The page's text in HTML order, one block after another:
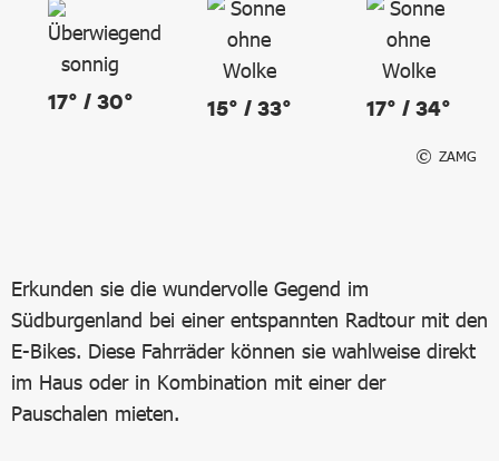
17° / 30° 15° / 33° 17° / 34°
ZAMG
Erkunden sie die wundervolle Gegend im
Südburgenland bei einer entspannten Radtour mit den
E-Bikes. Diese Fahrräder können sie wahlweise direkt
im Haus oder in Kombination mit einer der
Pauschalen mieten.